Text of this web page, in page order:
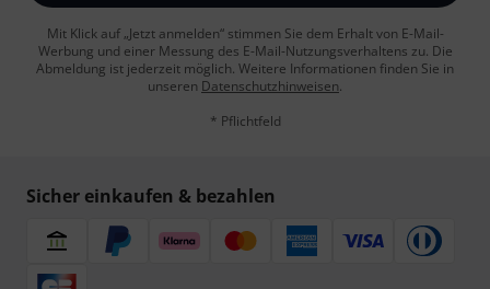
Mit Klick auf „Jetzt anmelden“ stimmen Sie dem Erhalt von E-Mail-
Werbung und einer Messung des E-Mail-Nutzungsverhaltens zu. Die
Abmeldung ist jederzeit möglich. Weitere Informationen finden Sie in
unseren Datenschutzhinweisen.
* Pflichtfeld
Sicher einkaufen & bezahlen